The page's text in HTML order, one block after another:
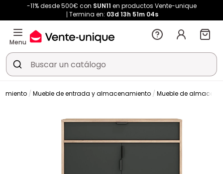
-11% desde 500€ con SUN11 en productos Vente-unique
Termina en: 03d 13h 51m 04s
Menu
Mueble de entrada y almacenamiento Mueble de